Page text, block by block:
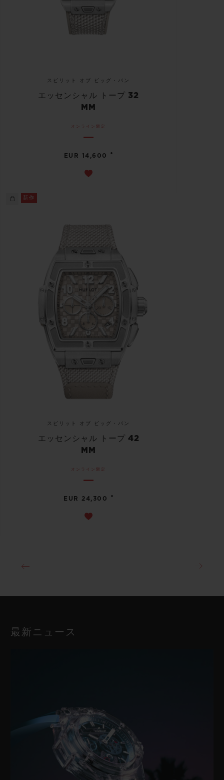
スピリット オブ ビッグ・バン
エッセンシャル トープ 32
MM
オンライン限定
EUR 14,600 •
新作
スピリット オブ ビッグ・バン
エッセンシャル トープ 42
MM
オンライン限定
EUR 24,300 •
最新ニュース